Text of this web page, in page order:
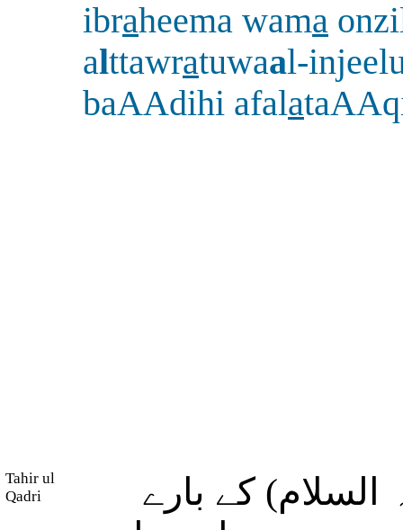
ibraheema wama
alttawratuwaal-
baAAdihi afala
Tahir ul
Qadri
کے بارے